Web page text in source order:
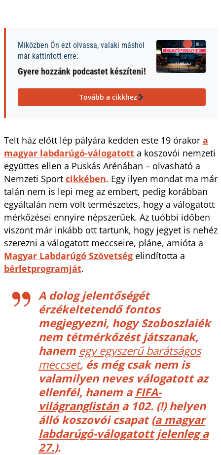
Miközben Ön ezt olvassa, valaki máshol
már kattintott erre:
Gyere hozzánk podcastet készíteni!
Tovább a cikkhez
Telt ház előtt lép pályára kedden este 19 órakor a
magyar labdarúgó-válogatotta koszovói nemzeti
együttes ellen a Puskás Arénában – olvasható a
Nemzeti Sport cikkében. Egy ilyen mondat ma már
talán nem is lepi meg az embert, pedig korábban
egyáltalán nem volt természetes, hogy a válogatott
mérkőzései ennyire népszerűek. Az tuóbbi időben
viszont már inkább ott tartunk, hogy jegyet is nehéz
szerezni a válogatott meccseire, pláne, amióta a
Magyar Labdarúgó Szövetségelindította a
bérletprogramját.
A dolog jelentőségét
érzékeltetendő fontos
megjegyezni, hogy Szoboszlaiék
nem tétmérkőzést játszanak,
hanem egy egyszerű barátságos
meccset, és még csak nem is
valamilyen neves válogatott az
ellenfél, hanem a FIFA-
világranglistána 102. (!) helyen
álló koszovói csapat (a magyar
labdarúgó-válogatott jelenleg a
27.).